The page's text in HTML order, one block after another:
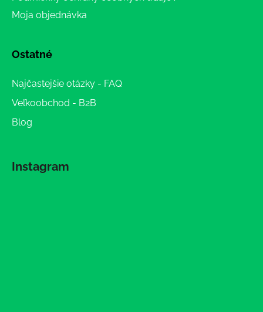
Moja objednávka
Ostatné
Najčastejšie otázky - FAQ
Veľkoobchod - B2B
Blog
Instagram